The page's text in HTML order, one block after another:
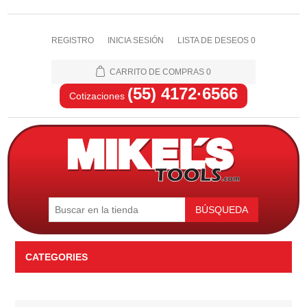
REGISTRO INICIA SESIÓN LISTA DE DESEOS 0
CARRITO DE COMPRAS 0
Cotizaciones (55) 4172·6566
BÚSQUEDA
CATEGORIES